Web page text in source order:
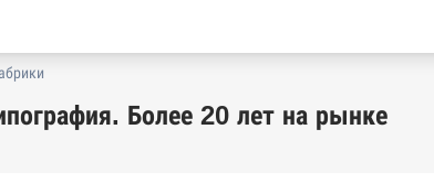
Более 20 лет на рынке